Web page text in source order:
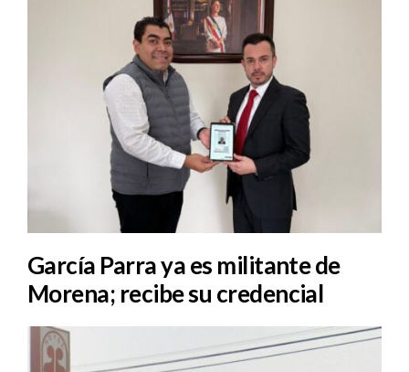
García Parra ya es militante de
Morena; recibe su credencial